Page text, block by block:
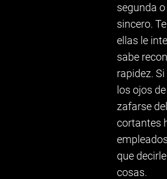
segunda
sincero.
ellas le
sabe
rapidez.
los ojos
zafarse
cortantes
que
cosas.